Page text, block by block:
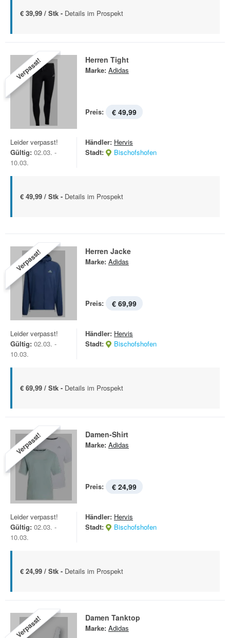
€ 39,99 / Stk - Details im Prospekt
Verpasst! Herren Tight
Marke: Adidas
Preis: € 49,99
Leider verpasst!
Gültig: 02.03. -
10.03.
Händler: Hervis
Stadt:
Bischofshofen
€ 49,99 / Stk - Details im Prospekt
Verpasst! Herren Jacke
Marke: Adidas
Preis: € 69,99
Leider verpasst!
Gültig: 02.03. -
10.03.
Händler: Hervis
Stadt:
Bischofshofen
€ 69,99 / Stk - Details im Prospekt
Verpasst! Damen-Shirt
Marke: Adidas
Preis: € 24,99
Leider verpasst!
Gültig: 02.03. -
10.03.
Händler: Hervis
Stadt:
Bischofshofen
€ 24,99 / Stk - Details im Prospekt
Verpasst! Damen Tanktop
Marke: Adidas